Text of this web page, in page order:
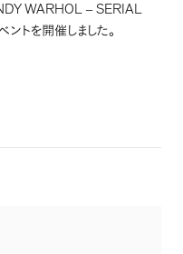
WARHOL – SERIAL
ントを開催しました。